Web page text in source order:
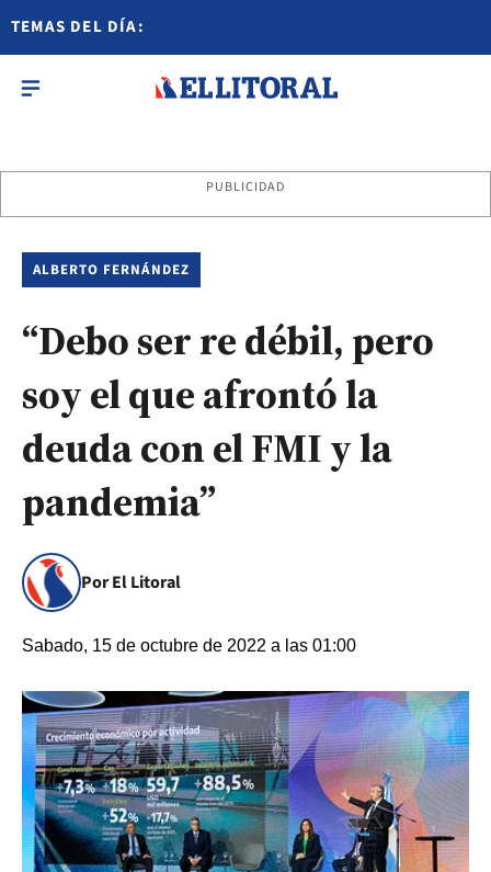
TEMAS DEL DÍA:
PUBLICIDAD
ALBERTO FERNÁNDEZ
“Debo ser re débil, pero
soy el que afrontó la
deuda con el FMI y la
pandemia”
Por El Litoral
Sabado, 15 de octubre de 2022 a las 01:00